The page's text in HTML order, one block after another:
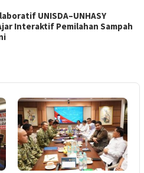
UNISDA–UNHASY
Interaktif Pemilahan Sampah